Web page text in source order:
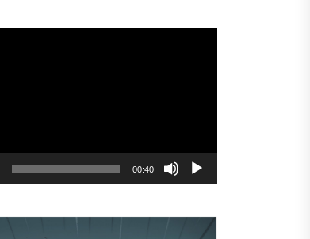
00:40